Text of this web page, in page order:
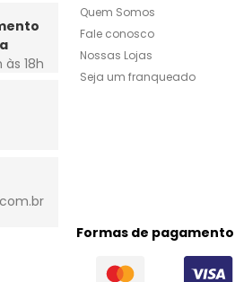
18h
Quem Somos
Fale conosco
Nossas Lojas
Seja um franqueado
Formas de pagamento